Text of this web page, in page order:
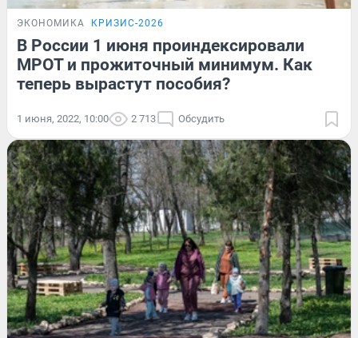
ЭКОНОМИКА КРИЗИС-2026
В России 1 июня проиндексировали
МРОТ и прожиточный минимум. Как
теперь вырастут пособия?
1 июня, 2022, 10:00 2 713 Обсудить